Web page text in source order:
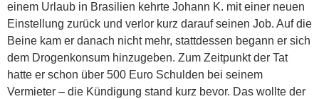
einem Urlaub in Brasilien kehrte Johann K. mit einer neuen
Einstellung zurück und verlor kurz darauf seinen Job. Auf die
Beine kam er danach nicht mehr, stattdessen begann er sich
dem Drogenkonsum hinzugeben. Zum Zeitpunkt der Tat
hatte er schon über 500 Euro Schulden bei seinem
Vermieter – die Kündigung stand kurz bevor. Das wollte der